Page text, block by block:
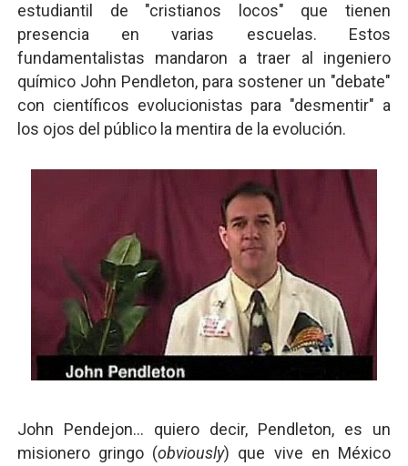
estudiantil de "cristianos locos" que tienen
presencia en varias escuelas. Estos
fundamentalistas mandaron a traer al ingeniero
químico John Pendleton, para sostener un "debate"
con científicos evolucionistas para "desmentir" a
los ojos del público la mentira de la evolución.
John Pendejon... quiero decir, Pendleton, es un
misionero gringo (obviously) que vive en México